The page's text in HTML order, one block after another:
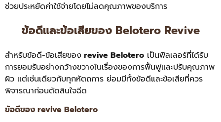
ช่วยประหยัดค่าใช้จ่ายโดยไม่ลดคุณภาพของบริการ
ข้อดีและข้อเสียของ Belotero Revive
สำหรับข้อดี-ข้อเสียของ revive Belotero เป็นฟิลเลอร์ที่ได้รับ
การยอมรับอย่างกว้างขวางในเรื่องของการฟื้นฟูและปรับคุณภาพ
ผิว แต่เช่นเดียวกับทุกหัตถการ ย่อมมีทั้งข้อดีและข้อเสียที่ควร
พิจารณาก่อนตัดสินใจฉีด
ข้อดีของ revive Belotero